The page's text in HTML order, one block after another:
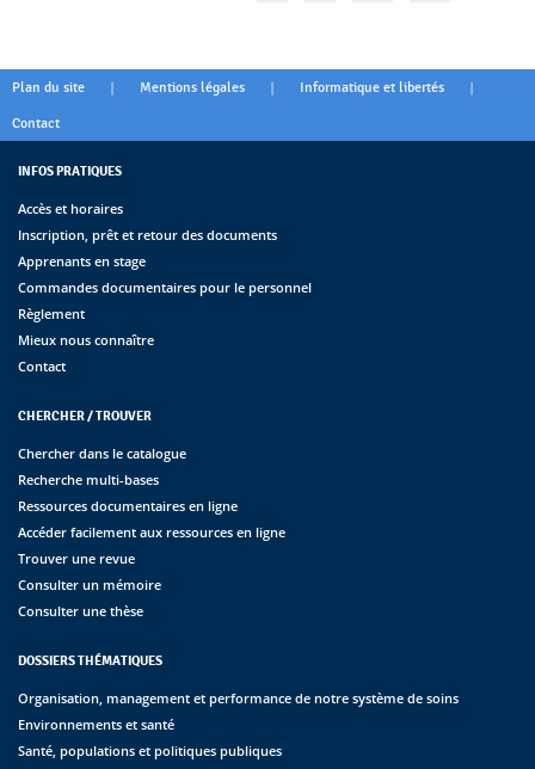
Plan du site | Mentions légales | Informatique et libertés |
Contact
INFOS PRATIQUES
Accès et horaires
Inscription, prêt et retour des documents
Apprenants en stage
Commandes documentaires pour le personnel
Règlement
Mieux nous connaître
Contact
CHERCHER / TROUVER
Chercher dans le catalogue
Recherche multi-bases
Ressources documentaires en ligne
Accéder facilement aux ressources en ligne
Trouver une revue
Consulter un mémoire
Consulter une thèse
DOSSIERS THÉMATIQUES
Organisation, management et performance de notre système de soins
Environnements et santé
Santé, populations et politiques publiques